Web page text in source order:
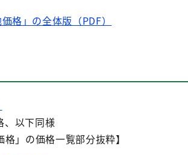
格」の全体版（PDF）
、以下同様
」の価格一覧部分抜粋】